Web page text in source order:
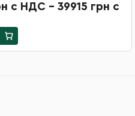
с НДС - 39915 грн с